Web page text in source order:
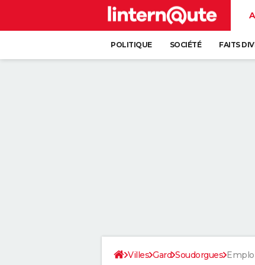
POLITIQUE SOCIÉTÉ FAITS
Villes Gard Soudorgues